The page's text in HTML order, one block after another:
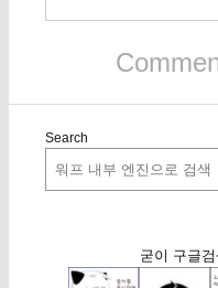
Search
굳이 구글